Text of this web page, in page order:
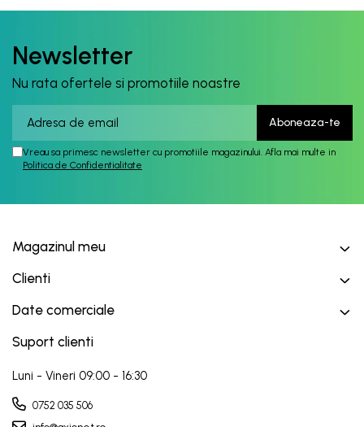
Newsletter
Nu rata ofertele si promotiile noastre
Vreau sa primesc newsletter cu promotiile magazinului. Afla mai multe in
Politica de Confidentialitate
Magazinul meu
Clienti
Date comerciale
Suport clienti
Luni - Vineri 09:00 - 16:30
0752 035 506